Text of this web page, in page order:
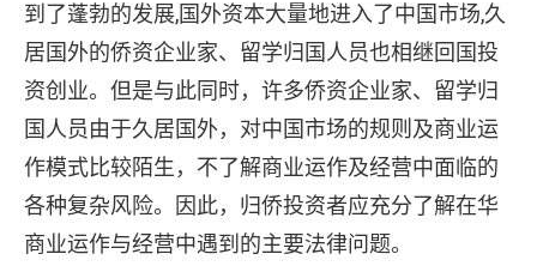
到了蓬勃的发展,国外资本大量地进入了中国市场,久
居国外的侨资企业家、留学归国人员也相继回国投
资创业。但是与此同时，许多侨资企业家、留学归
国人员由于久居国外，对中国市场的规则及商业运
作模式比较陌生，不了解商业运作及经营中面临的
各种复杂风险。因此，归侨投资者应充分了解在华
商业运作与经营中遇到的主要法律问题。